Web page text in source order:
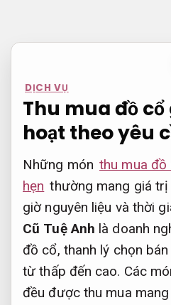
nội
DỊCH VỤ
Thu mua đồ
hoạt theo yêu
Những món thu mua
hẹn thường mang giá trị
giờ nguyên liệu và thời
Cũ Tuệ Anh là doanh
đồ cổ, thanh lý chọn
từ thấp đến cao. Các
đều được thu mua